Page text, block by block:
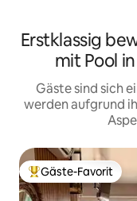
Erstklassig
mit Pool
Gäste sind sich
werden aufgrund
Beliebter Gäste-
Gäste-Favorit